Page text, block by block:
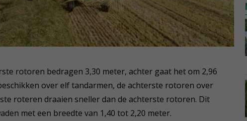
rotoren bedragen 3,30 meter, achter gaat het om 2,96
over elf tandarmen, de achterste rotoren over
roteren draaien sneller dan de achterste rotoren. Dit
met een breedte van 1,40 tot 2,20 meter.